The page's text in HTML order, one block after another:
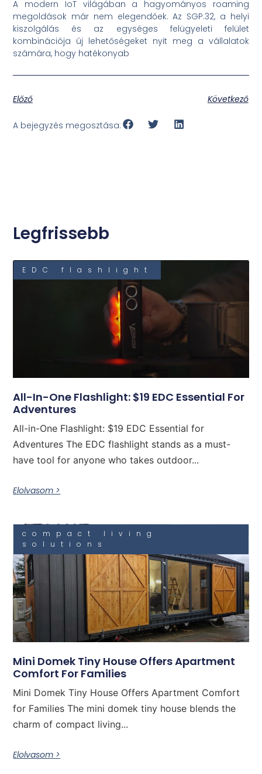
A modern IoT világában a hagyományos roaming
megoldások már nem elegendőek. Az SGP.32, a helyi
kiszolgálás és az egységes felügyeleti felület
kombinációja új lehetőségeket nyit meg a vállalatok
számára, hogy hatékonyab
Előző Következő
A bejegyzés megosztása:
Legfrissebb
EDC flashlight
All-In-One Flashlight: $19 EDC Essential For
Adventures
All-in-One Flashlight: $19 EDC Essential for
Adventures The EDC flashlight stands as a must-
have tool for anyone who takes outdoor...
Elolvasom >
compact living
solutions
Mini Domek Tiny House Offers Apartment
Comfort For Families
Mini Domek Tiny House Offers Apartment Comfort
for Families The mini domek tiny house blends the
charm of compact living...
Elolvasom >